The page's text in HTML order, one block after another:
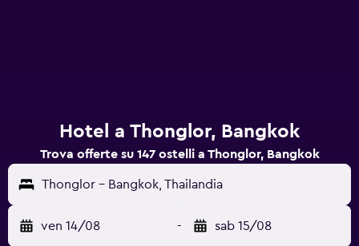
Hotel a Thonglor, Bangkok
Trova offerte su 147 ostelli a Thonglor, Bangkok
Thonglor - Bangkok, Thailandia
ven 14/08 - sab 15/08